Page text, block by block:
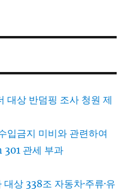
대상 반덤핑 조사 청원 제
입금지 미비와 관련하여
관세 부과
상 338조 자동차·주류·유